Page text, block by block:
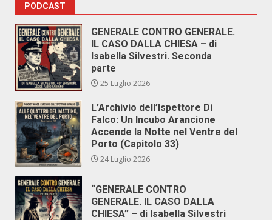
PODCAST
GENERALE CONTRO GENERALE.
IL CASO DALLA CHIESA – di
Isabella Silvestri. Seconda
parte
25 Luglio 2026
L’Archivio dell’Ispettore Di
Falco: Un Incubo Arancione
Accende la Notte nel Ventre del
Porto (Capitolo 33)
24 Luglio 2026
“GENERALE CONTRO
GENERALE. IL CASO DALLA
CHIESA” – di Isabella Silvestri